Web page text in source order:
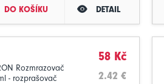
DO KOŠÍKU DETAIL
Rozmrazovač
- rozprašovač
58 Kč
2.42 €